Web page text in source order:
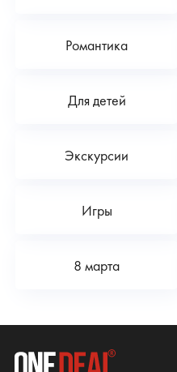
Романтика
Для детей
Экскурсии
Игры
8 марта